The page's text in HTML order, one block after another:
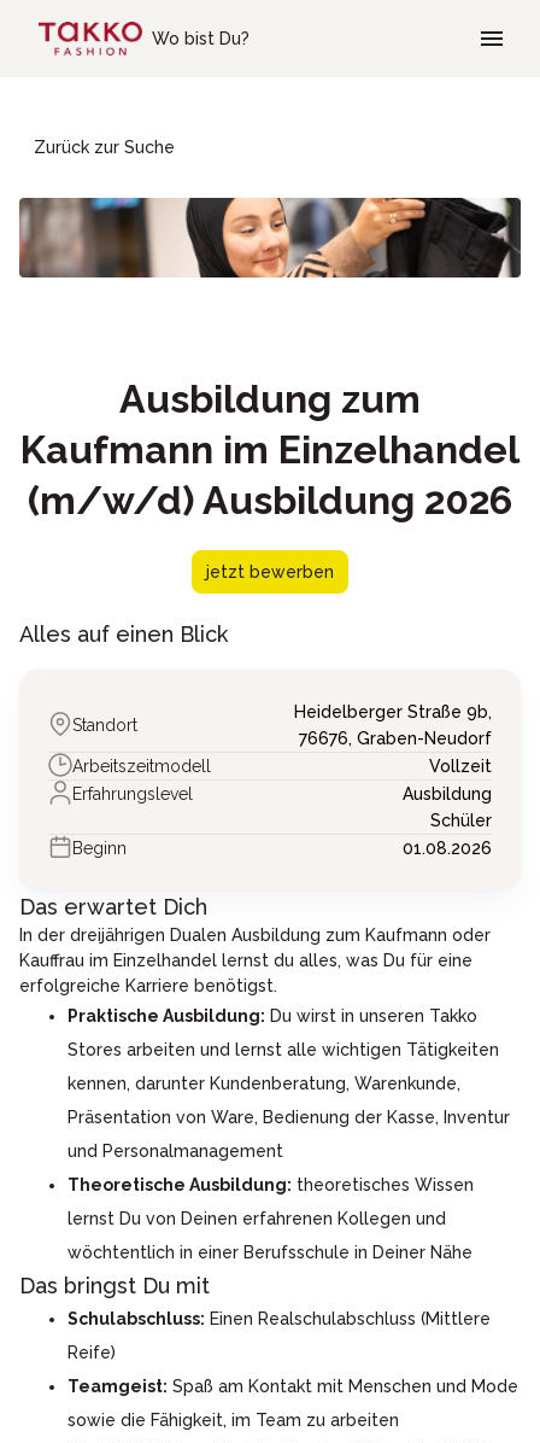
Wo bist Du?
Zurück zur Suche
Ausbildung zum
Kaufmann im Einzelhandel
(m/w/d) Ausbildung 2026
jetzt bewerben
Alles auf einen Blick
Standort
Heidelberger Straße 9b,
76676, Graben-Neudorf
Arbeitszeitmodell
Vollzeit
Erfahrungslevel
Ausbildung
Schüler
Beginn
01.08.2026
Das erwartet Dich
In der dreijährigen Dualen Ausbildung zum Kaufmann oder
Kauffrau im Einzelhandel lernst du alles, was Du für eine
erfolgreiche Karriere benötigst.
Praktische Ausbildung: Du wirst in unseren Takko
Stores arbeiten und lernst alle wichtigen Tätigkeiten
kennen, darunter Kundenberatung, Warenkunde,
Präsentation von Ware, Bedienung der Kasse, Inventur
und Personalmanagement
Theoretische Ausbildung: theoretisches Wissen
lernst Du von Deinen erfahrenen Kollegen und
wöchtentlich in einer Berufsschule in Deiner Nähe
Das bringst Du mit
Schulabschluss: Einen Realschulabschluss (Mittlere
Reife)
Teamgeist: Spaß am Kontakt mit Menschen und Mode
sowie die Fähigkeit, im Team zu arbeiten